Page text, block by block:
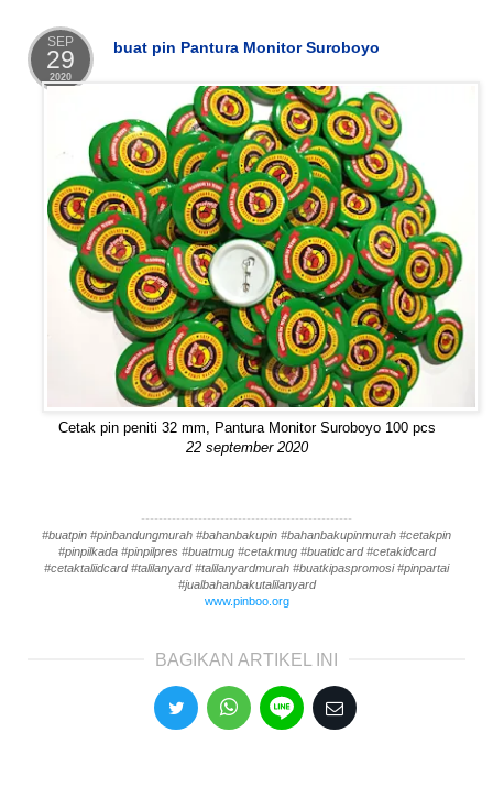
SEP
29
2020
buat pin Pantura Monitor Suroboyo
Cetak pin peniti 32 mm, Pantura Monitor Suroboyo 100 pcs
22 september 2020
------------------------------------------------
#buatpin #pinbandungmurah #bahanbakupin #bahanbakupinmurah #cetakpin
#pinpilkada #pinpilpres #buatmug #cetakmug #buatidcard #cetakidcard
#cetaktaliidcard #talilanyard #talilanyardmurah #buatkipaspromosi #pinpartai
#jualbahanbakutalilanyard
www.pinboo.org
BAGIKAN ARTIKEL INI